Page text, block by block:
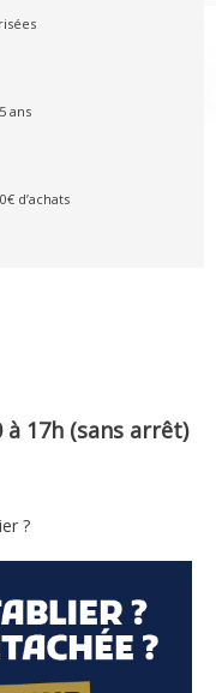
ans
d’achats
17h (sans arrêt)
?